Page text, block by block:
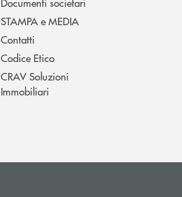
STAMPA e MEDIA
Contatti
Codice Etico
CRAV Soluzioni
Immobiliari